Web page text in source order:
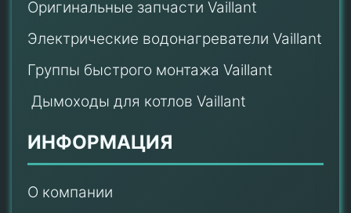
Оригинальные запчасти Vaillant
Электрические водонагреватели Vaillant
Группы быстрого монтажа Vaillant
Дымоходы для котлов Vaillant
ИНФОРМАЦИЯ
О компании